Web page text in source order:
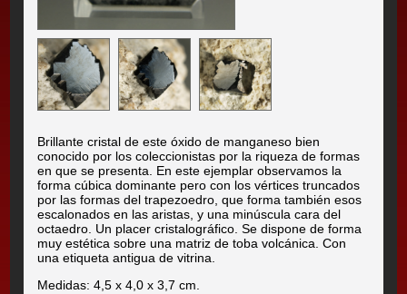
Brillante cristal de este óxido de manganeso bien
conocido por los coleccionistas por la riqueza de formas
en que se presenta. En este ejemplar observamos la
forma cúbica dominante pero con los vértices truncados
por las formas del trapezoedro, que forma también esos
escalonados en las aristas, y una minúscula cara del
octaedro. Un placer cristalográfico. Se dispone de forma
muy estética sobre una matriz de toba volcánica. Con
una etiqueta antigua de vitrina.
Medidas: 4,5 x 4,0 x 3,7 cm.